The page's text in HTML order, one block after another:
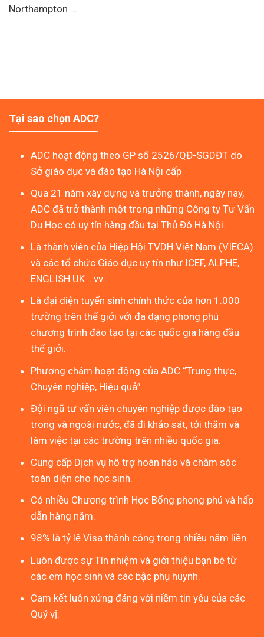
Northampton …
Tại sao chọn ADC?
ADC hoạt động theo GP số 2526/QĐ-SGDĐT do
Sở giáo dục và đào tạo Hà Nội cấp
Qua 21 năm xây dựng và trưởng thành, ngày nay,
ADC đã trở thành một trong những Công ty Tư Vấn
Du Học có uy tín hàng đầu tại Thủ Đô Hà Nội.
Là thành viên của Hiệp Hội TVDH Việt Nam (VIECA)
và các tổ chức Giáo dục uy tín như ICEF, ALPHE,
ENGLISH UK …vv.
Là đại diện tuyển sinh chính thức của hơn 1.000
trường trên thế giới với đa dạng phong phú
chương trình đào tạo tại các quốc gia hàng đầu
thế giới.
Phương châm hoạt động của ADC “Trung thực,
Chuyên nghiệp, Hiệu quả”.
Đội ngũ tư vấn viên chuyên nghiệp được đào tạo
trong và ngoài nước, đã đi khảo sát, tới thăm và
làm việc tại các trường trên nhiều quốc gia.
Cung cấp Dịch vụ hỗ trợ hoàn hảo và chăm sóc
toàn diện cho học sinh.
Có nhiều Chương trình Học Bổng phong phú và hấp
dẫn hàng năm.
98% là tỷ lệ Visa thành công trong nhiều năm liền.
Luôn được sự Tín nhiệm và giới thiệu bạn bè từ
các em học sinh và các bậc phụ huynh.
Cam kết luôn xứng đáng với niềm tin yêu của các
Quý vị.